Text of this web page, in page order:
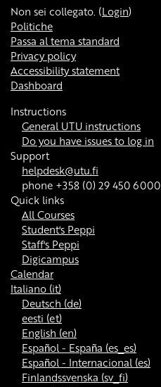
Non sei collegato. (Login)
Politiche
Passa al tema standard
Privacy policy
Accessibility statement
Dashboard
Instructions
General UTU instructions
Do you have issues to log in
Support
helpdesk@utu.fi
phone +358 (0) 29 450 6000
Quick links
All Courses
Student's Peppi
Staff's Peppi
Digicampus
Calendar
Italiano ‎(it)‎
Deutsch ‎(de)‎
eesti ‎(et)‎
English ‎(en)‎
Español - España ‎(es_es)‎
Español - Internacional ‎(es)‎
Finlandssvenska ‎(sv_fi)‎